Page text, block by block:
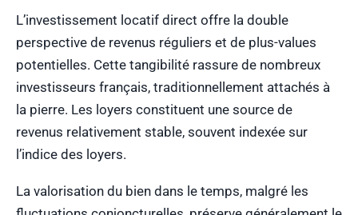
L’investissement locatif direct offre la double
perspective de revenus réguliers et de plus-values
potentielles. Cette tangibilité rassure de nombreux
investisseurs français, traditionnellement attachés à
la pierre. Les loyers constituent une source de
revenus relativement stable, souvent indexée sur
l’indice des loyers.
La valorisation du bien dans le temps, malgré les